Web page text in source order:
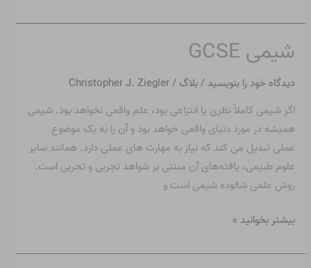
شیمی GCSE
دیدگاه‌ خود را بنویسید /بلاگ /
Christopher J. Ziegler
اگر شیمی کاملاً نظری یا انتزاعی بود، علم واقعی نخواهد بود. شیمی
همیشه در مورد دنیای واقعی خواهد بود و آن را به یک موضوع
عملی تبدیل می کند که نیاز به مهارت های عملی دارد. همانند سایر
علوم طبیعی، یافته‌های آن مبتنی بر شواهد تجربی و تجربی است.
روش علمی شالوده شیمی است و
شیمی
GCSE
بیشتر بخوانید »